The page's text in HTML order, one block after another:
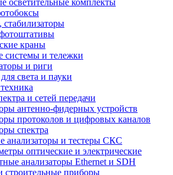
осветительные комплекты
краны
системы и тележки
и риги
света и пауки
и сетей передачи
антенно-фидерных устройств
протоколов и цифровых каналов
спектра
анализаторы и тестеры СКС
оптические и электрические
анализаторы Ethernet и SDH
строительные приборы